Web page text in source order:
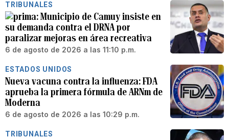
TRIBUNALES
Municipio de Camuy insiste en
su demanda contra el DRNA por
paralizar mejoras en área recreativa
6 de agosto de 2026 a las 11:10 p.m.
ESTADOS UNIDOS
Nueva vacuna contra la influenza: FDA
aprueba la primera fórmula de ARNm de
Moderna
6 de agosto de 2026 a las 10:29 p.m.
TRIBUNALES